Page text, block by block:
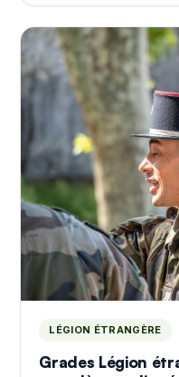
LÉGION ÉTRANGÈRE
Grades Légion